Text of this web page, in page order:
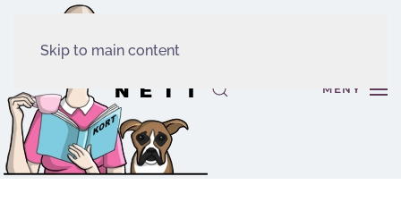
Skip to main content
MENY